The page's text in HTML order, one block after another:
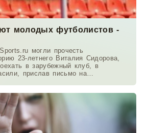
молодых футболистов -
могли прочесть
23-летнего Виталия Сидорова,
в зарубежный клуб, в
прислав письмо на